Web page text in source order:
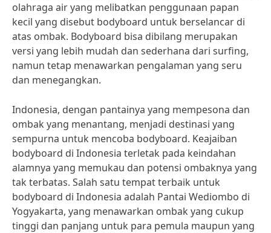
olahraga air yang melibatkan penggunaan papan
kecil yang disebut bodyboard untuk berselancar di
atas ombak. Bodyboard bisa dibilang merupakan
versi yang lebih mudah dan sederhana dari surfing,
namun tetap menawarkan pengalaman yang seru
dan menegangkan.
Indonesia, dengan pantainya yang mempesona dan
ombak yang menantang, menjadi destinasi yang
sempurna untuk mencoba bodyboard. Keajaiban
bodyboard di Indonesia terletak pada keindahan
alamnya yang memukau dan potensi ombaknya yang
tak terbatas. Salah satu tempat terbaik untuk
bodyboard di Indonesia adalah Pantai Wediombo di
Yogyakarta, yang menawarkan ombak yang cukup
tinggi dan panjang untuk para pemula maupun yang